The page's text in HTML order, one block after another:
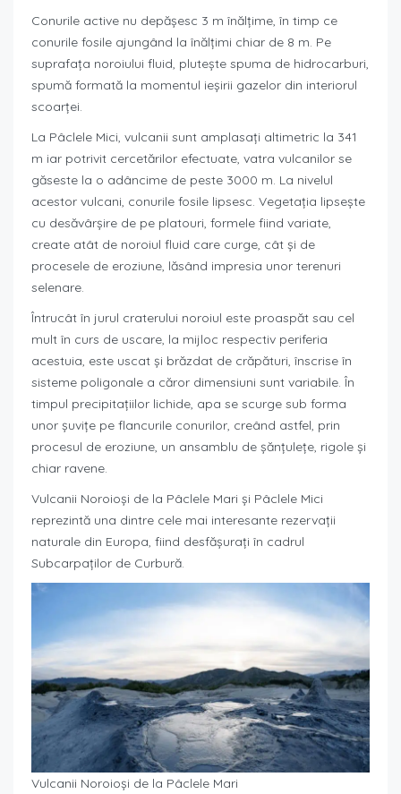
Conurile active nu depăşesc 3 m înălţime, în timp ce
conurile fosile ajungând la înălţimi chiar de 8 m. Pe
suprafaţa noroiului fluid, pluteşte spuma de hidrocarburi,
spumă formată la momentul ieşirii gazelor din interiorul
scoarţei.
La Pâclele Mici, vulcanii sunt amplasaţi altimetric la 341
m iar potrivit cercetărilor efectuate, vatra vulcanilor se
găseste la o adâncime de peste 3000 m. La nivelul
acestor vulcani, conurile fosile lipsesc. Vegetaţia lipseşte
cu desăvârşire de pe platouri, formele fiind variate,
create atât de noroiul fluid care curge, cât şi de
procesele de eroziune, lăsând impresia unor terenuri
selenare.
Întrucât în jurul craterului noroiul este proaspăt sau cel
mult în curs de uscare, la mijloc respectiv periferia
acestuia, este uscat şi brăzdat de crăpături, înscrise în
sisteme poligonale a căror dimensiuni sunt variabile. În
timpul precipitaţiilor lichide, apa se scurge sub forma
unor şuviţe pe flancurile conurilor, creând astfel, prin
procesul de eroziune, un ansamblu de şănţuleţe, rigole şi
chiar ravene.
Vulcanii Noroioşi de la Pâclele Mari şi Pâclele Mici
reprezintă una dintre cele mai interesante rezervaţii
naturale din Europa, fiind desfăşuraţi în cadrul
Subcarpaţilor de Curbură.
Vulcanii Noroioşi de la Pâclele Mari